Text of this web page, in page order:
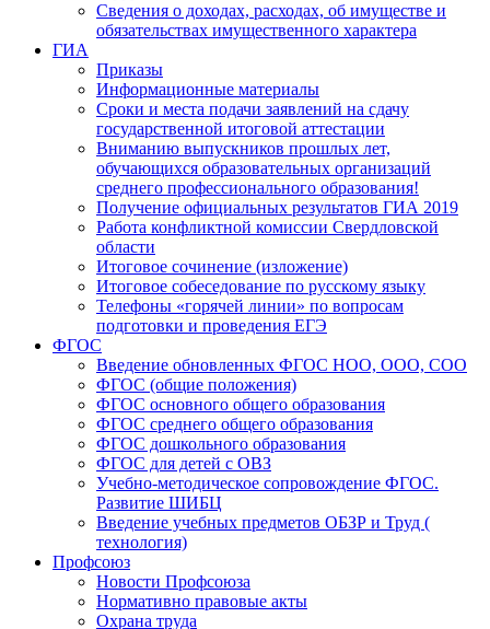
Сведения о доходах, расходах, об имуществе и
обязательствах имущественного характера
ГИА
Приказы
Информационные материалы
Сроки и места подачи заявлений на сдачу
государственной итоговой аттестации
Вниманию выпускников прошлых лет,
обучающихся образовательных организаций
среднего профессионального образования!
Получение официальных результатов ГИА 2019
Работа конфликтной комиссии Свердловской
области
Итоговое сочинение (изложение)
Итоговое собеседование по русскому языку
Телефоны «горячей линии» по вопросам
подготовки и проведения ЕГЭ
ФГОС
Введение обновленных ФГОС НОО, ООО, СОО
ФГОС (общие положения)
ФГОС основного общего образования
ФГОС среднего общего образования
ФГОС дошкольного образования
ФГОС для детей с ОВЗ
Учебно-методическое сопровождение ФГОС.
Развитие ШИБЦ
Введение учебных предметов ОБЗР и Труд (
технология)
Профсоюз
Новости Профсоюза
Нормативно правовые акты
Охрана труда